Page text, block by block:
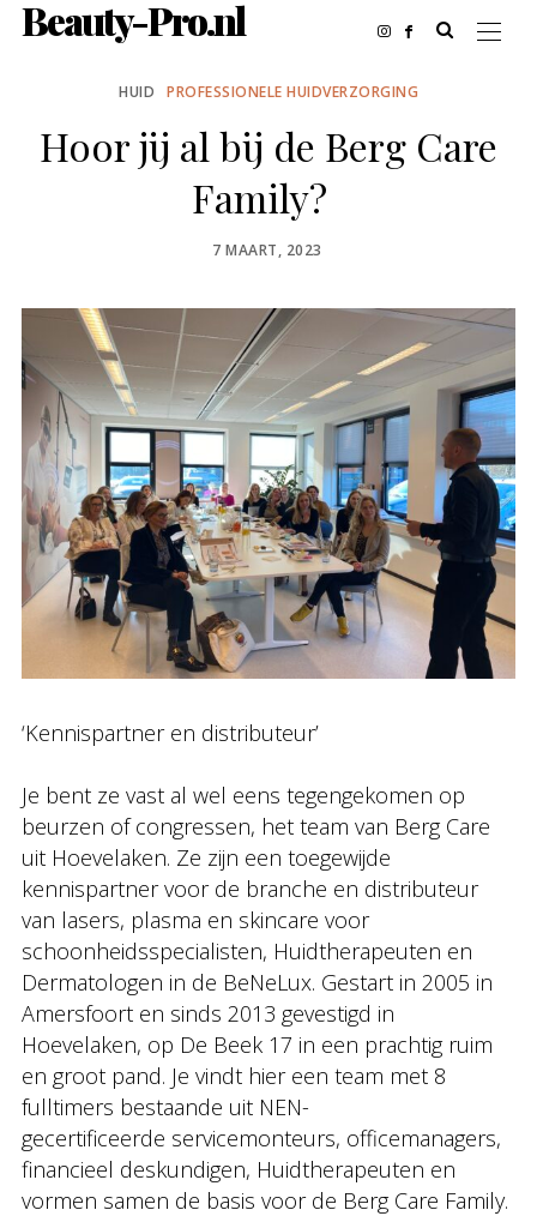
Beauty-Pro.nl
HUID PROFESSIONELE HUIDVERZORGING
Hoor jij al bij de Berg Care
Family?
POSTED
7 MAART, 2023
‘Kennispartner en distributeur’
Je bent ze vast al wel eens tegengekomen op
beurzen of congressen, het team van Berg Care
uit Hoevelaken. Ze zijn een toegewijde
kennispartner voor de branche en distributeur
van lasers, plasma en skincare voor
schoonheidsspecialisten, Huidtherapeuten en
Dermatologen in de BeNeLux. Gestart in 2005 in
Amersfoort en sinds 2013 gevestigd in
Hoevelaken, op De Beek 17 in een prachtig ruim
en groot pand. Je vindt hier een team met 8
fulltimers bestaande uit NEN-
gecertificeerde servicemonteurs, officemanagers,
financieel deskundigen, Huidtherapeuten en
vormen samen de basis voor de Berg Care Family.